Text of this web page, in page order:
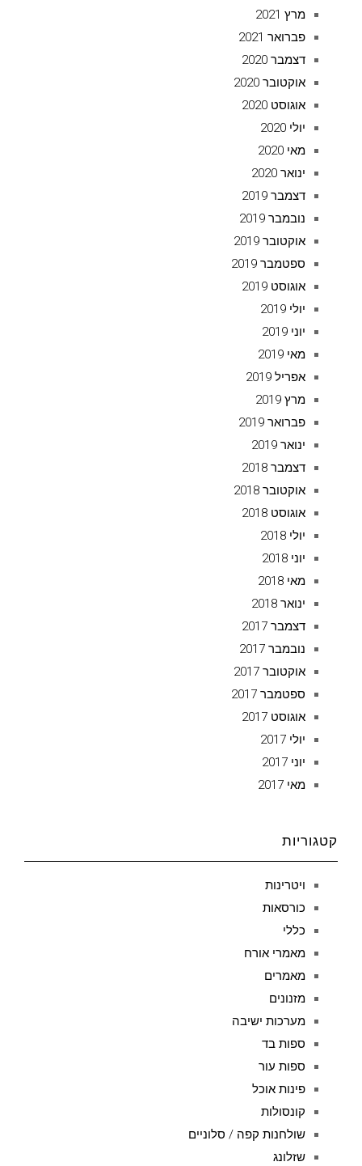
מרץ 2021
פברואר 2021
דצמבר 2020
אוקטובר 2020
אוגוסט 2020
יולי 2020
מאי 2020
ינואר 2020
דצמבר 2019
נובמבר 2019
אוקטובר 2019
ספטמבר 2019
אוגוסט 2019
יולי 2019
יוני 2019
מאי 2019
אפריל 2019
מרץ 2019
פברואר 2019
ינואר 2019
דצמבר 2018
אוקטובר 2018
אוגוסט 2018
יולי 2018
יוני 2018
מאי 2018
ינואר 2018
דצמבר 2017
נובמבר 2017
אוקטובר 2017
ספטמבר 2017
אוגוסט 2017
יולי 2017
יוני 2017
מאי 2017
קטגוריות
ויטרינות
כורסאות
כללי
מאמרי אורח
מאמרים
מזנונים
מערכות ישיבה
ספות בד
ספות עור
פינות אוכל
קונסולות
שולחנות קפה / סלוניים
שזלונג